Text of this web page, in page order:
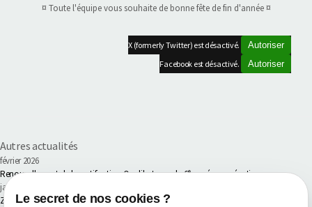
¤ Toute l'équipe vous souhaite de bonne fête de fin d'année ¤
X (formerly Twitter) est désactivé.
Autoriser
Facebook est désactivé.
Autoriser
Autres actualités
février 2026
Renouvellement de la certification Qualibat pour la 6ᵉ année consécutive
janvier 2026
Zone d'intervention pour vos travaux de Maçonnerie, Carrelage & Maitrise d'ouvrage
Le secret de nos cookies ?